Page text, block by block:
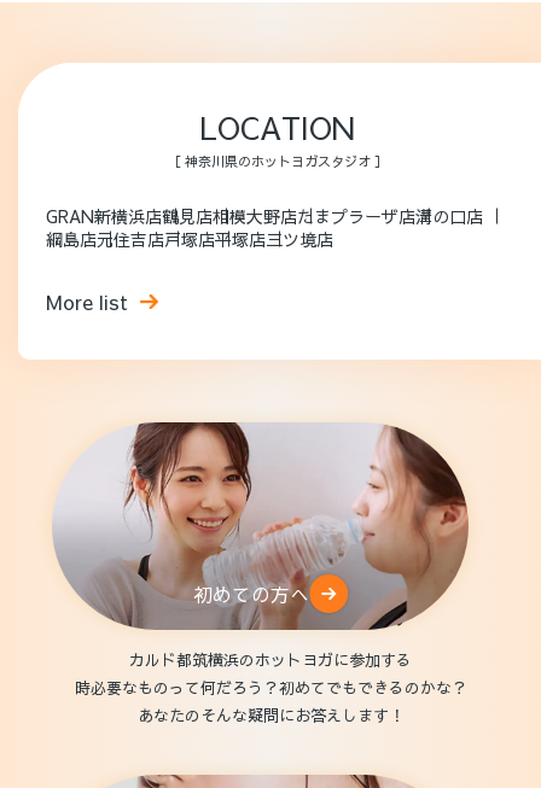
LOCATION
［ 神奈川県のホットヨガスタジオ ］
GRAN新横浜店鶴見店相模大野店たまプラーザ店溝の口店
綱島店元住吉店戸塚店平塚店三ツ境店
More list
初めての方へ
カルド都筑横浜のホットヨガに参加する
時必要なものって何だろう？初めてでもできるのかな？
あなたのそんな疑問にお答えします！